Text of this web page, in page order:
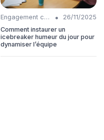
Engagement collaborateurs •
26/11/2025
Comment instaurer un
icebreaker humeur du jour pour
dynamiser l’équipe